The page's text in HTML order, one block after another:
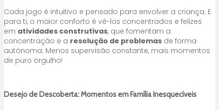
Cada jogo é intuitivo e pensado para envolver a criança. E
para ti, o maior conforto é vê-los concentrados e felizes
em atividades construtivas, que fomentam a
concentração e a resolução de problemas de forma
autónoma. Menos supervisão constante, mais momentos
de puro orgulho!
Desejo de Descoberta: Momentos em Família Inesquecíveis